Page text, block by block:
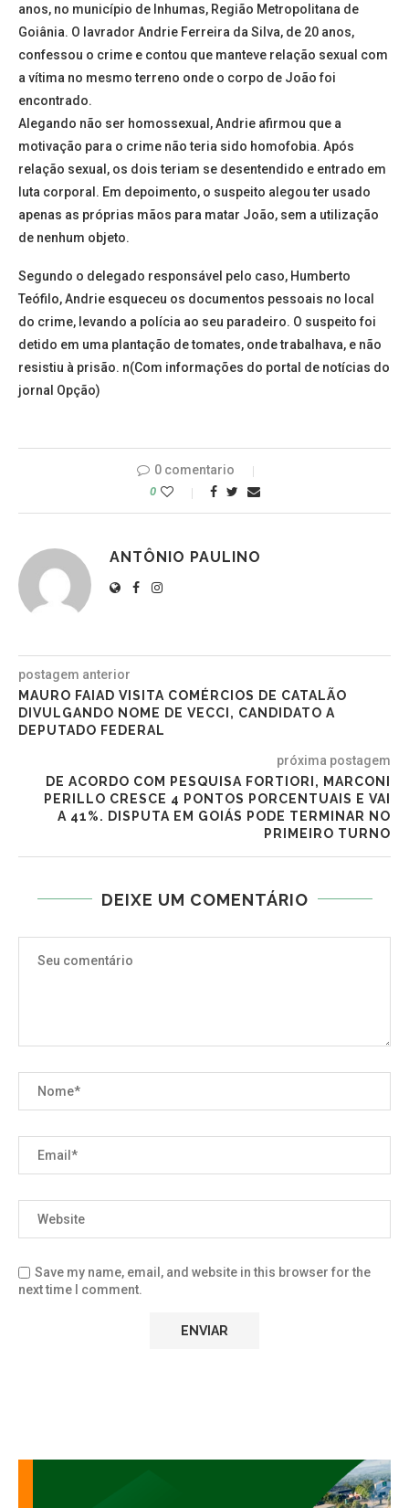
anos, no município de Inhumas, Região Metropolitana de
Goiânia. O lavrador Andrie Ferreira da Silva, de 20 anos,
confessou o crime e contou que manteve relação sexual com
a vítima no mesmo terreno onde o corpo de João foi
encontrado.
Alegando não ser homossexual, Andrie afirmou que a
motivação para o crime não teria sido homofobia. Após
relação sexual, os dois teriam se desentendido e entrado em
luta corporal. Em depoimento, o suspeito alegou ter usado
apenas as próprias mãos para matar João, sem a utilização
de nenhum objeto.
Segundo o delegado responsável pelo caso, Humberto
Teófilo, Andrie esqueceu os documentos pessoais no local
do crime, levando a polícia ao seu paradeiro. O suspeito foi
detido em uma plantação de tomates, onde trabalhava, e não
resistiu à prisão. n(Com informações do portal de notícias do
jornal Opção)
0 comentario
0
ANTÔNIO PAULINO
postagem anterior
MAURO FAIAD VISITA COMÉRCIOS DE CATALÃO
DIVULGANDO NOME DE VECCI, CANDIDATO A
DEPUTADO FEDERAL
próxima postagem
DE ACORDO COM PESQUISA FORTIORI, MARCONI
PERILLO CRESCE 4 PONTOS PORCENTUAIS E VAI
A 41%. DISPUTA EM GOIÁS PODE TERMINAR NO
PRIMEIRO TURNO
DEIXE UM COMENTÁRIO
Save my name, email, and website in this browser for the
next time I comment.